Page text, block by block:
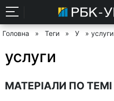
Головна » Теги » У » услуги
услуги
МАТЕРІАЛИ ПО ТЕМІ